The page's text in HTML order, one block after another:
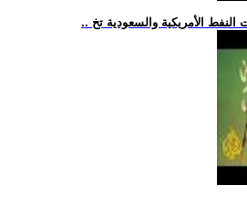
النفط الأمريكية والسعودية تخ